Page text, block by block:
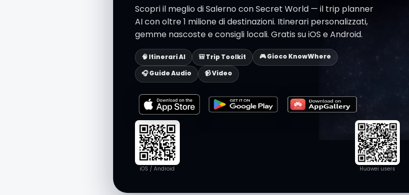
Scopri il meglio di Salerno con Secret World — il trip planner
AI con oltre 1 milione di destinazioni. Itinerari personalizzati,
gemme nascoste e consigli locali. Gratis su iOS e Android.
🧠 Itinerari AI 🎒 Trip Toolkit
🎮 Gioco KnowWhere
🎧 Guide Audio
📹 Video
iOS / Android Huawei users